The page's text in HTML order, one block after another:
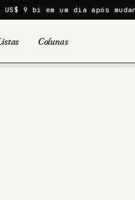
um dia após mudar algoritmo
Colunas